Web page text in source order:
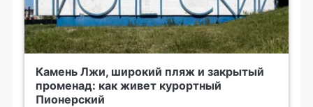
Камень Лжи, широкий пляж и закрытый
променад: как живет курортный
Пионерский